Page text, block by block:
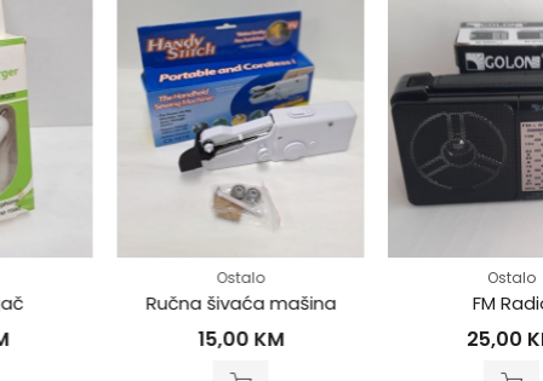
Ručna šivaća mašina
KM